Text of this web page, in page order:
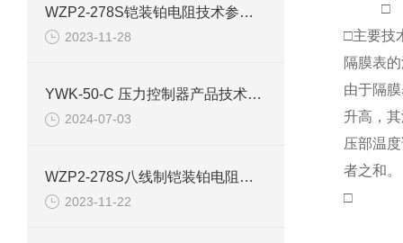
WZP2-278S铠装铂电阻技术参数介绍
2023-11-28
YWK-50-C 压力控制器产品技术参数
2024-07-03
WZP2-278S八线制铠装铂电阻产品介绍
2023-11-22
□
□主要技
隔膜表
由于隔
升高，
压部温
者之和。
□